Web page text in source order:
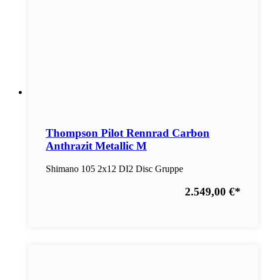
Thompson Pilot Rennrad Carbon
Anthrazit Metallic M
Shimano 105 2x12 DI2 Disc Gruppe
2.549,00 €*